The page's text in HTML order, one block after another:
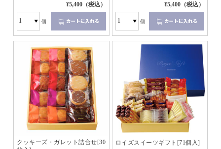
¥5,400（税込）
個
¥5,400（税込）
個
クッキーズ・ガレット詰合せ[30
ロイズスイーツギフト[71個入]